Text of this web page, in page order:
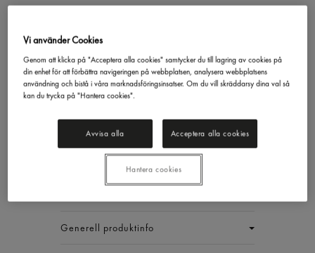
111,30 kr/låda
Jmf.pris : 16,88 kr /l + pant
EAN: 7310074014623
LÅDA (20 ST)
Generell produktinfo
Vi använder Cookies
Genom att klicka på "Acceptera alla cookies" samtycker du till lagring av cookies på
din enhet för att förbättra navigeringen på webbplatsen, analysera webbplatsens
användning och bistå i våra marknadsföringsinsatser. Om du vill skräddarsy dina val så
kan du trycka på "Hantera cookies".
Avvisa alla Acceptera alla cookies
Hantera cookies